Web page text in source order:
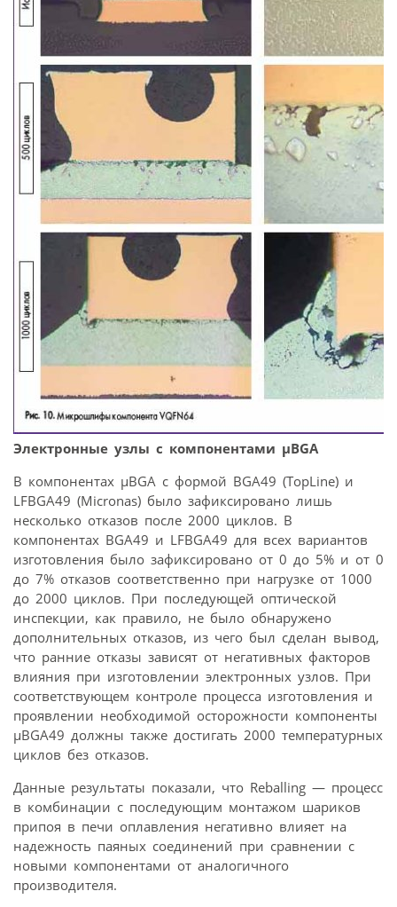
Электронные узлы с компонентами μBGA
В компонентах μBGA с формой BGA49 (TopLine) и
LFBGA49 (Micronas) было зафиксировано лишь
несколько отказов после 2000 циклов. В
компонентах BGA49 и LFBGA49 для всех вариантов
изготовления было зафиксировано от 0 до 5% и от 0
до 7% отказов соответственно при нагрузке от 1000
до 2000 циклов. При последующей оптической
инспекции, как правило, не было обнаружено
дополнительных отказов, из чего был сделан вывод,
что ранние отказы зависят от негативных факторов
влияния при изготовлении электронных узлов. При
соответствующем контроле процесса изготовления и
проявлении необходимой осторожности компоненты
μBGA49 должны также достигать 2000 температурных
циклов без отказов.
Данные результаты показали, что Reballing — процесс
в комбинации с последующим монтажом шариков
припоя в печи оплавления негативно влияет на
надежность паяных соединений при сравнении с
новыми компонентами от аналогичного
производителя.